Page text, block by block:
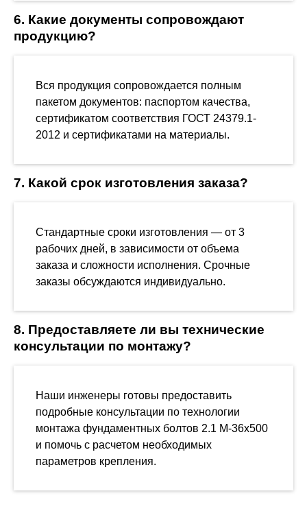
6. Какие документы сопровождают
продукцию?
Вся продукция сопровождается полным
пакетом документов: паспортом качества,
сертификатом соответствия ГОСТ 24379.1-
2012 и сертификатами на материалы.
7. Какой срок изготовления заказа?
Стандартные сроки изготовления — от 3
рабочих дней, в зависимости от объема
заказа и сложности исполнения. Срочные
заказы обсуждаются индивидуально.
8. Предоставляете ли вы технические
консультации по монтажу?
Наши инженеры готовы предоставить
подробные консультации по технологии
монтажа фундаментных болтов 2.1 М-36х500
и помочь с расчетом необходимых
параметров крепления.